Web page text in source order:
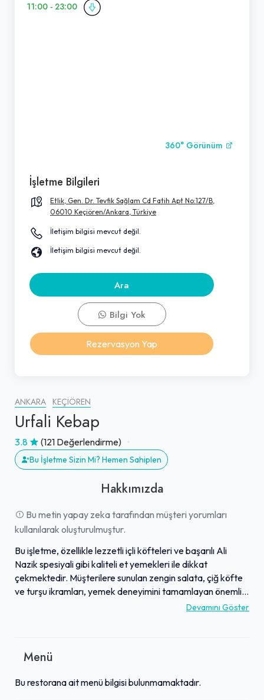
ANKARA KEÇIÖREN
Urfali Kebap
3.8 (121 Değerlendirme)
Bu İşletme Sizin Mi? Hemen Sahiplen
Hakkımızda
Bu metin yapay zeka tarafından müşteri yorumları
kullanılarak oluşturulmuştur.
Bu işletme, özellikle lezzetli içli köfteleri ve başarılı Ali
Nazik spesiyali gibi kaliteli et yemekleri ile dikkat
çekmektedir. Müşterilere sunulan zengin salata, çiğ köfte
ve turşu ikramları, yemek deneyimini tamamlayan önemli
detaylardandır. İşinin ehli çalışanlar, pide ve lahmacun da
işletmenin öne çıkan özelliklerindendir. Güler yüzlü ve
edilmekte ve genel olarak keyifli bir yemek ortamı
Devamını Göster
Menü
Bu restorana ait menü bilgisi bulunmamaktadır.
11:00 - 23:00
360° Görünüm
İşletme Bilgileri
Etlik, Gen. Dr. Tevfik Sağlam Cd Fatih Apt No:127/B,
06010 Keçiören/Ankara, Türkiye
İletişim bilgisi mevcut değil.
İletişim bilgisi mevcut değil.
Ara
Bilgi Yok
Rezervasyon Yap